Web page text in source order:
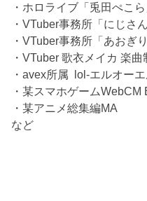
・ホロライブ「兎田ぺこ
・VTuber事務所「にじさ
・VTuber事務所「あおぎ
・VTuber 歌衣メイカ 楽曲
・avex所属 lol-エルオー
・某スマホゲームWebCM
・某アニメ総集編MA
など